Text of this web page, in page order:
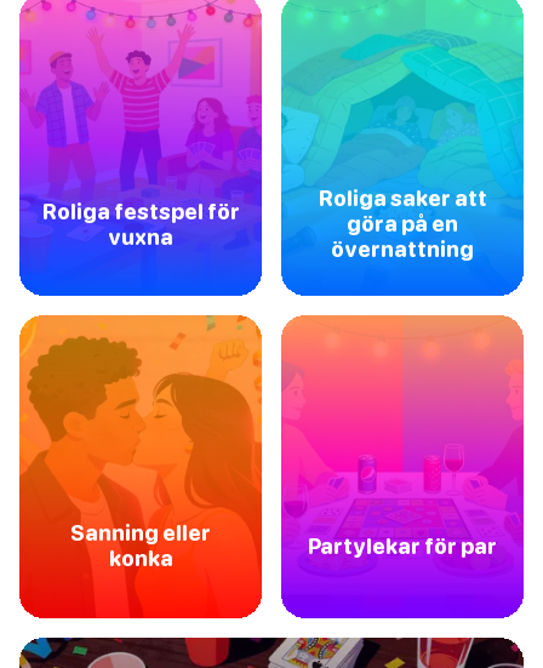
Roliga festspel för
vuxna
Roliga saker att
göra på en
övernattning
Sanning eller
konka
Partylekar för par